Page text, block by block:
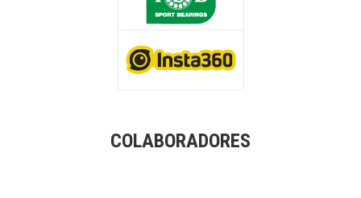
COLABORADORES